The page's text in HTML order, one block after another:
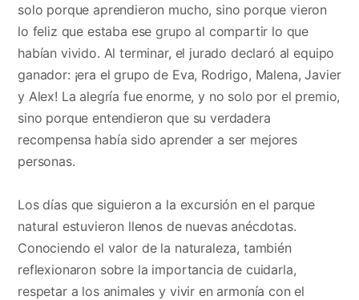
solo porque aprendieron mucho, sino porque vieron
lo feliz que estaba ese grupo al compartir lo que
habían vivido. Al terminar, el jurado declaró al equipo
ganador: ¡era el grupo de Eva, Rodrigo, Malena, Javier
y Alex! La alegría fue enorme, y no solo por el premio,
sino porque entendieron que su verdadera
recompensa había sido aprender a ser mejores
personas.
Los días que siguieron a la excursión en el parque
natural estuvieron llenos de nuevas anécdotas.
Conociendo el valor de la naturaleza, también
reflexionaron sobre la importancia de cuidarla,
respetar a los animales y vivir en armonía con el